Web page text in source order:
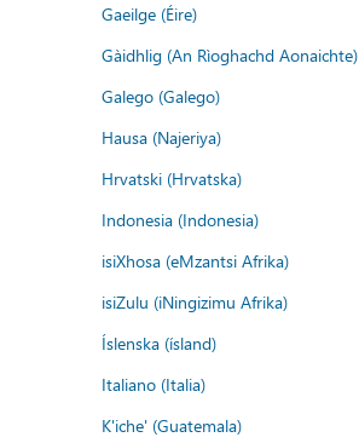
Gaeilge (Éire)
Gàidhlig (An Rìoghachd Aonaichte)
Galego (Galego)
Hausa (Najeriya)
Hrvatski (Hrvatska)
Indonesia (Indonesia)
isiXhosa (eMzantsi Afrika)
isiZulu (iNingizimu Afrika)
Íslenska (ísland)
Italiano (Italia)
K'iche' (Guatemala)